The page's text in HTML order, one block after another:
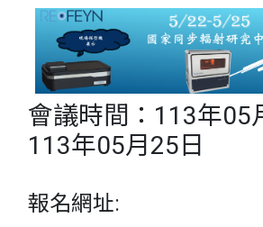
會議時間：113年05
113年05月25日
報名網址: